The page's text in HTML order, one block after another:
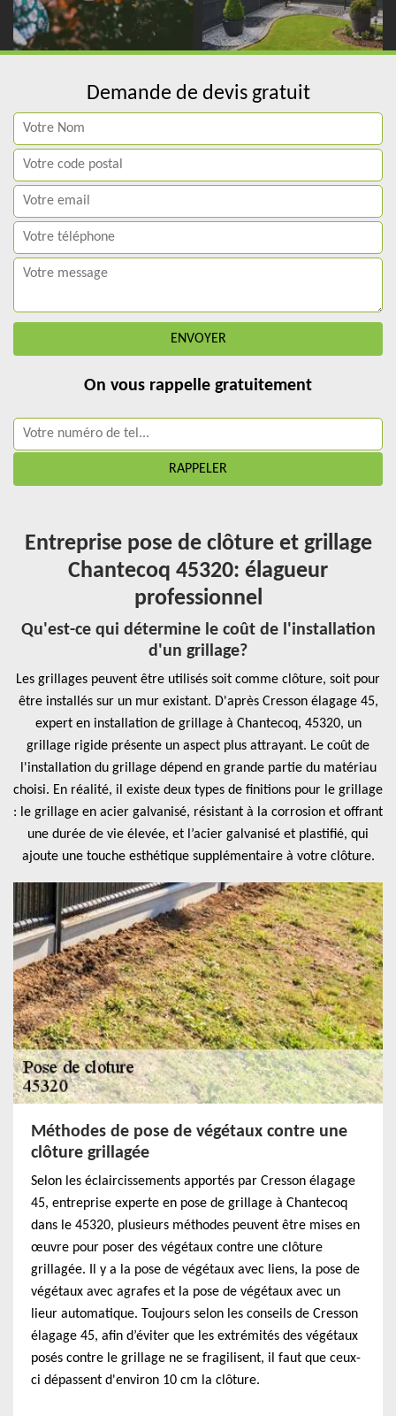
Demande de devis gratuit
On vous rappelle gratuitement
Entreprise pose de clôture et grillage
Chantecoq 45320: élagueur
professionnel
Qu'est-ce qui détermine le coût de l'installation
d'un grillage?
Les grillages peuvent être utilisés soit comme clôture, soit pour
être installés sur un mur existant. D'après Cresson élagage 45,
expert en installation de grillage à Chantecoq, 45320, un
grillage rigide présente un aspect plus attrayant. Le coût de
l'installation du grillage dépend en grande partie du matériau
choisi. En réalité, il existe deux types de finitions pour le grillage
: le grillage en acier galvanisé, résistant à la corrosion et offrant
une durée de vie élevée, et l’acier galvanisé et plastifié, qui
ajoute une touche esthétique supplémentaire à votre clôture.
Méthodes de pose de végétaux contre une
clôture grillagée
Selon les éclaircissements apportés par Cresson élagage
45, entreprise experte en pose de grillage à Chantecoq
dans le 45320, plusieurs méthodes peuvent être mises en
œuvre pour poser des végétaux contre une clôture
grillagée. Il y a la pose de végétaux avec liens, la pose de
végétaux avec agrafes et la pose de végétaux avec un
lieur automatique. Toujours selon les conseils de Cresson
élagage 45, afin d’éviter que les extrémités des végétaux
posés contre le grillage ne se fragilisent, il faut que ceux-
ci dépassent d'environ 10 cm la clôture.